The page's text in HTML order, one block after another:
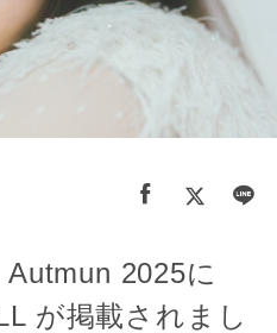
2025に
が掲載されまし